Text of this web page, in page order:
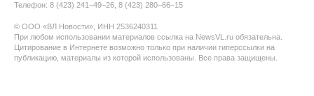
Телефон: 8 (423) 241−49−26, 8 (423) 280−66−15
© ООО «ВЛ Новости», ИНН 2536240311
При любом использовании материалов ссылка на NewsVL.ru обязательна.
Цитирование в Интернете возможно только при наличии гиперссылки на
публикацию, материалы из которой использованы. Все права защищены.